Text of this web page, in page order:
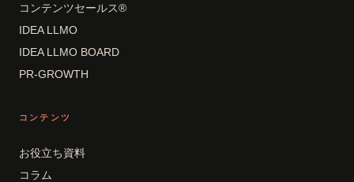
コンテンツセールス®
IDEA LLMO
IDEA LLMO BOARD
PR-GROWTH
コンテンツ
お役立ち資料
コラム